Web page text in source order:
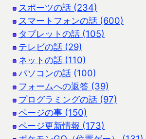
スポーツの話 (234)
スマートフォンの話 (600)
タブレットの話 (105)
テレビの話 (29)
ネットの話 (110)
パソコンの話 (100)
フォームへの返答 (39)
プログラミングの話 (97)
ページの事 (150)
ページ更新情報 (173)